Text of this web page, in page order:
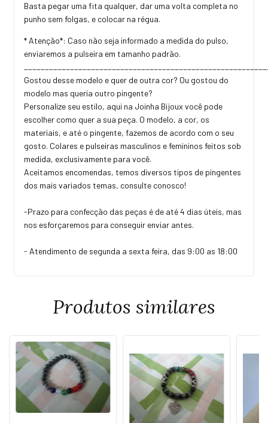
Basta pegar uma fita qualquer, dar uma volta completa no
punho sem folgas, e colocar na régua.
* Atenção*: Caso não seja informado a medida do pulso,
enviaremos a pulseira em tamanho padrão.
Gostou desse modelo e quer de outra cor? Ou gostou do
modelo mas queria outro pingente?
Personalize seu estilo, aqui na Joinha Bijoux você pode
escolher como quer a sua peça. O modelo, a cor, os
materiais, e até o pingente, fazemos de acordo com o seu
gosto. Colares e pulseiras masculinos e femininos feitos sob
medida, exclusivamente para você.
Aceitamos encomendas, temos diversos tipos de pingentes
dos mais variados temas, consulte conosco!
-Prazo para confecção das peças é de até 4 dias úteis, mas
nos esforçaremos para conseguir enviar antes.
- Atendimento de segunda a sexta feira, das 9:00 as 18:00
Produtos similares